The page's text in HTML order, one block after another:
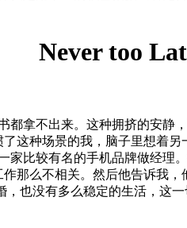
Never too
都拿不出来。这种拥挤的安
这种场景的我，脑子里想着
比较有名的手机品牌做经
那么不相关。然后他告诉我
，也没有多么稳定的生活，